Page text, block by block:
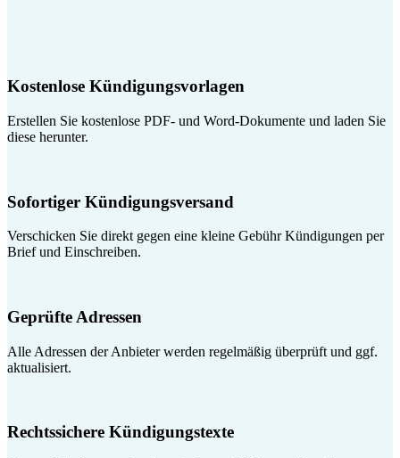
Kostenlose Kündigungsvorlagen
Erstellen Sie kostenlose PDF- und Word-Dokumente und laden Sie
diese herunter.
Sofortiger Kündigungsversand
Verschicken Sie direkt gegen eine kleine Gebühr Kündigungen per
Brief und Einschreiben.
Geprüfte Adressen
Alle Adressen der Anbieter werden regelmäßig überprüft und ggf.
aktualisiert.
Rechtssichere Kündigungstexte